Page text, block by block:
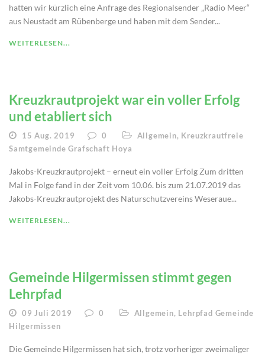
hatten wir kürzlich eine Anfrage des Regionalsender „Radio Meer“
aus Neustadt am Rübenberge und haben mit dem Sender...
WEITERLESEN...
Kreuzkrautprojekt war ein voller Erfolg
und etabliert sich
15 Aug. 2019 0 Allgemein, Kreuzkrautfreie
Samtgemeinde Grafschaft Hoya
Jakobs-Kreuzkrautprojekt – erneut ein voller Erfolg Zum dritten
Mal in Folge fand in der Zeit vom 10.06. bis zum 21.07.2019 das
Jakobs-Kreuzkrautprojekt des Naturschutzvereins Weseraue...
WEITERLESEN...
Gemeinde Hilgermissen stimmt gegen
Lehrpfad
09 Juli 2019 0 Allgemein, Lehrpfad Gemeinde
Hilgermissen
Die Gemeinde Hilgermissen hat sich, trotz vorheriger zweimaliger